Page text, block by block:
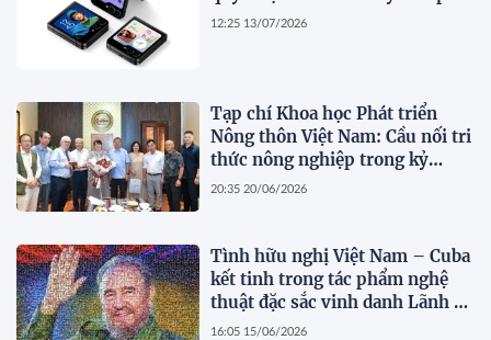
12:25 13/07/2026
Tạp chí Khoa học Phát triển
Nông thôn Việt Nam: Cầu nối tri
thức nông nghiệp trong kỷ
nguyên số
20:35 20/06/2026
Tình hữu nghị Việt Nam – Cuba
kết tinh trong tác phẩm nghệ
thuật đặc sắc vinh danh Lãnh tụ
Fidel Castro
16:05 15/06/2026